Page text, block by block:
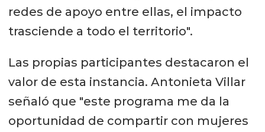
redes de apoyo entre ellas, el impacto
trasciende a todo el territorio".
Las propias participantes destacaron el
valor de esta instancia. Antonieta Villar
señaló que "este programa me da la
oportunidad de compartir con mujeres